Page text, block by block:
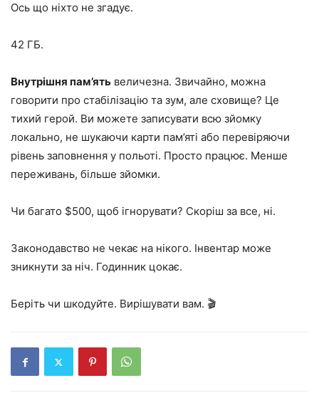
Ось що ніхто не згадує.
42 ГБ.
Внутрішня пам’ять величезна. Звичайно, можна
говорити про стабілізацію та зум, але сховище? Це
тихий герой. Ви можете записувати всю зйомку
локально, не шукаючи карти пам’яті або перевіряючи
рівень заповнення у польоті. Просто працює. Менше
переживань, більше зйомки.
Чи багато $500, щоб ігнорувати? Скоріш за все, ні.
Законодавство не чекає на нікого. Інвентар може
зникнути за ніч. Годинник цокає.
Беріть чи шкодуйте. Вирішувати вам. 🎬